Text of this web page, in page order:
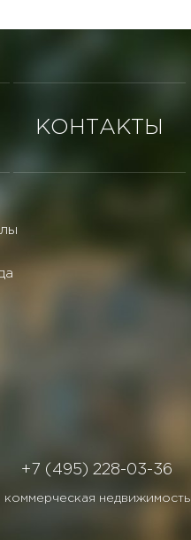
КОНТАКТЫ
+7 (495) 228-03-36
коммерческая недвижимость